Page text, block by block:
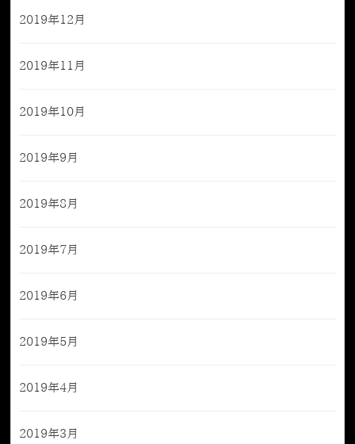
2019年12月
2019年11月
2019年10月
2019年9月
2019年8月
2019年7月
2019年6月
2019年5月
2019年4月
2019年3月